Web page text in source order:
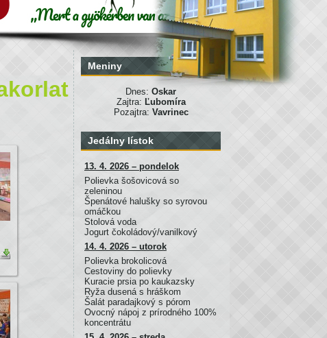
Meniny
Dnes: Oskar
Zajtra: Ľubomíra
Pozajtra: Vavrinec
Jedálny lístok
13. 4. 2026 – pondelok
Polievka šošovicová so
zeleninou
Špenátové halušky so syrovou
omáčkou
Stolová voda
Jogurt čokoládový/vanilkový
14. 4. 2026 – utorok
Polievka brokolicová
Cestoviny do polievky
Kuracie prsia po kaukazsky
Ryža dusená s hráškom
Šalát paradajkový s pórom
Ovocný nápoj z prírodného 100%
koncentrátu